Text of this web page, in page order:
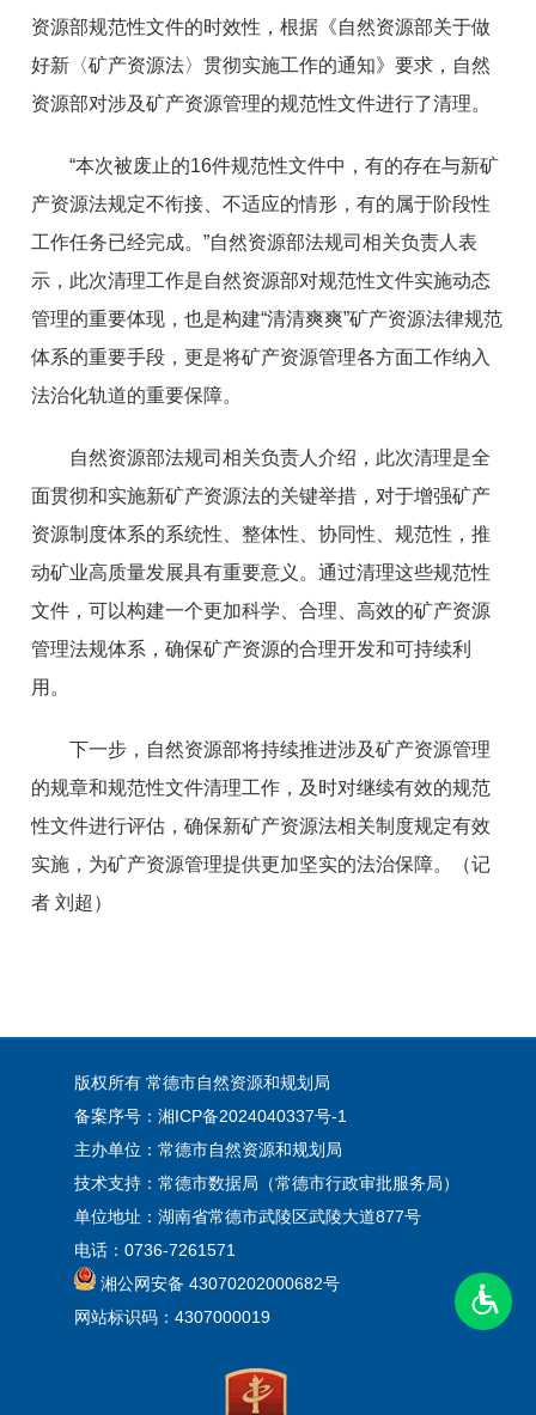
资源部规范性文件的时效性，根据《自然资源部关于做
好新〈矿产资源法〉贯彻实施工作的通知》要求，自然
资源部对涉及矿产资源管理的规范性文件进行了清理。
“本次被废止的16件规范性文件中，有的存在与新矿
产资源法规定不衔接、不适应的情形，有的属于阶段性
工作任务已经完成。”自然资源部法规司相关负责人表
示，此次清理工作是自然资源部对规范性文件实施动态
管理的重要体现，也是构建“清清爽爽”矿产资源法律规范
体系的重要手段，更是将矿产资源管理各方面工作纳入
法治化轨道的重要保障。
自然资源部法规司相关负责人介绍，此次清理是全
面贯彻和实施新矿产资源法的关键举措，对于增强矿产
资源制度体系的系统性、整体性、协同性、规范性，推
动矿业高质量发展具有重要意义。通过清理这些规范性
文件，可以构建一个更加科学、合理、高效的矿产资源
管理法规体系，确保矿产资源的合理开发和可持续利
用。
下一步，自然资源部将持续推进涉及矿产资源管理
的规章和规范性文件清理工作，及时对继续有效的规范
性文件进行评估，确保新矿产资源法相关制度规定有效
实施，为矿产资源管理提供更加坚实的法治保障。
（记
者 刘超）
版权所有 常德市自然资源和规划局
备案序号：湘ICP备2024040337号-1
主办单位：常德市自然资源和规划局
技术支持：常德市数据局（常德市行政审批服务局）
单位地址：湖南省常德市武陵区武陵大道877号
电话：0736-7261571
湘公网安备 43070202000682号
网站标识码：4307000019